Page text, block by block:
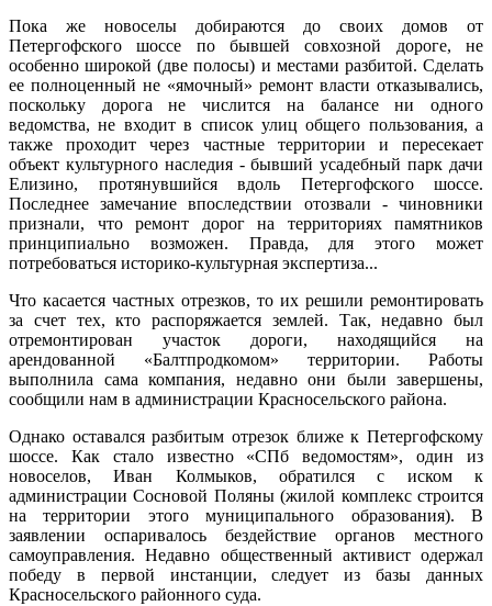
Пока же новоселы добираются до своих домов от
Петергофского шоссе по бывшей совхозной дороге, не
особенно широкой (две полосы) и местами разбитой. Сделать
ее полноценный не «ямочный» ремонт власти отказывались,
поскольку дорога не числится на балансе ни одного
ведомства, не входит в список улиц общего пользования, а
также проходит через частные территории и пересекает
объект культурного наследия - бывший усадебный парк дачи
Елизино, протянувшийся вдоль Петергофского шоссе.
Последнее замечание впоследствии отозвали - чиновники
признали, что ремонт дорог на территориях памятников
принципиально возможен. Правда, для этого может
потребоваться историко-культурная экспертиза...
Что касается частных отрезков, то их решили ремонтировать
за счет тех, кто распоряжается землей. Так, недавно был
отремонтирован участок дороги, находящийся на
арендованной «Балтпродкомом» территории. Работы
выполнила сама компания, недавно они были завершены,
сообщили нам в администрации Красносельского района.
Однако оставался разбитым отрезок ближе к Петергофскому
шоссе. Как стало известно «СПб ведомостям», один из
новоселов, Иван Колмыков, обратился с иском к
администрации Сосновой Поляны (жилой комплекс строится
на территории этого муниципального образования). В
заявлении оспаривалось бездействие органов местного
самоуправления. Недавно общественный активист одержал
победу в первой инстанции, следует из базы данных
Красносельского районного суда.